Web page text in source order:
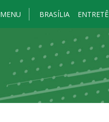
MENU BRASÍLIA ENTRETÊ